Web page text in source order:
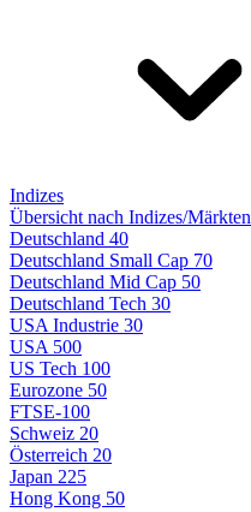
Indizes
Übersicht nach Indizes/Märkten
Deutschland 40
Deutschland Small Cap 70
Deutschland Mid Cap 50
Deutschland Tech 30
USA Industrie 30
USA 500
US Tech 100
Eurozone 50
FTSE-100
Schweiz 20
Österreich 20
Japan 225
Hong Kong 50